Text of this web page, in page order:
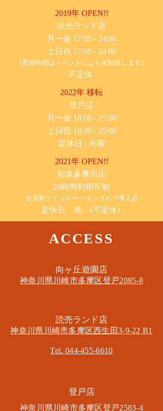
2019年 OPEN!!
​読売ランド店
月〜金 17:00 - 24:00
土日祝 17:00 - 24:00
(営業時間はイベントにより変動致します)
不定休
2022年 移転
​登戸店
月〜金 18:00 - 25:00
土日祝 18:00 - 25:00
​定休日 : 火曜
2021年 OPEN!!
​和泉多摩川店
24時間利用可能
​会員制シミュレーションゴルフ導入店
定休日 無 (不定休)
ACCESS
​向ヶ丘遊園店
神奈川県川崎市多摩区​登戸2085-8
​読売ランド店
神奈川県川崎市多摩区​西生田3-9-22 B1
Tel. 044-455-6610
​登戸店
神奈川県川崎市多摩区​登戸2583-4